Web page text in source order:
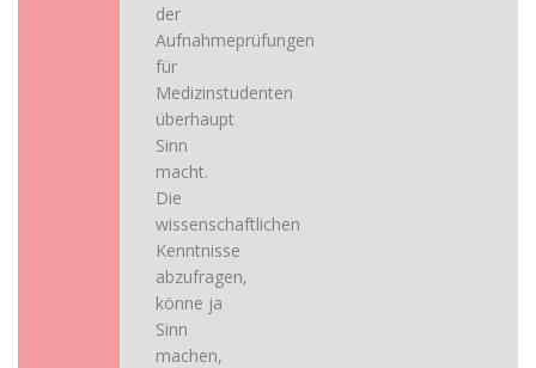
der
Aufnahmeprüfungen
für
Medizinstudenten
überhaupt
Sinn
macht.
Die
wissenschaftlichen
Kenntnisse
abzufragen,
könne ja
Sinn
machen,